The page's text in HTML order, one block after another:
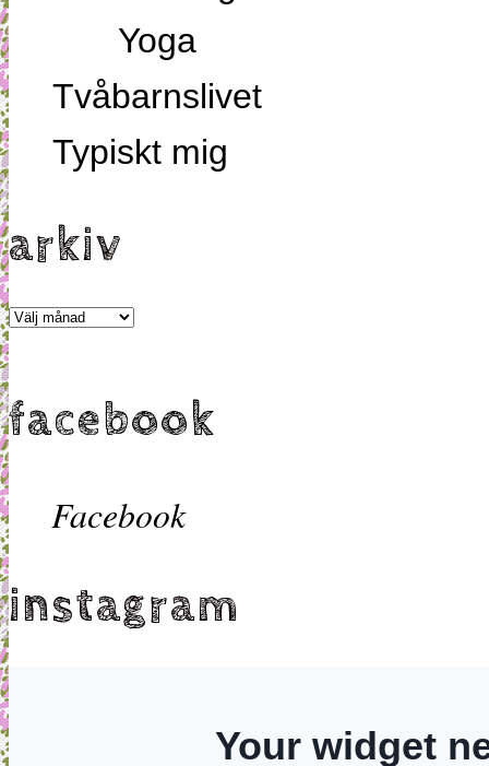
Yoga
Tvåbarnslivet
Typiskt mig
arkiv
Arkiv
facebook
Facebook
instagram